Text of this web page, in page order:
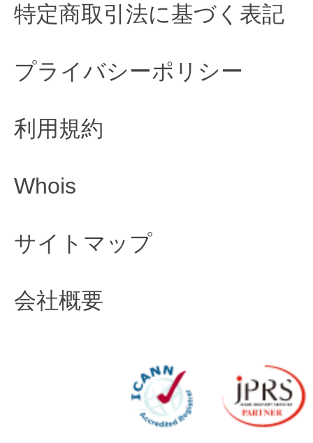
特定商取引法に基づく表記
プライバシーポリシー
利用規約
Whois
サイトマップ
会社概要